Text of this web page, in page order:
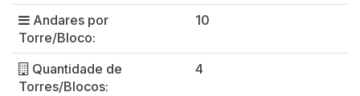
Andares por
Torre/Bloco:
10
Quantidade de
Torres/Blocos:
4